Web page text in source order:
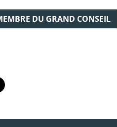
DU GRAND CONSEIL
Instagram
Linkedin
le profil Facebook
vers le profil Twitter